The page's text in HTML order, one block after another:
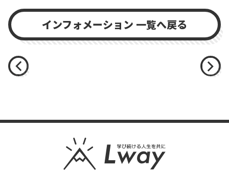
インフォメーション 一覧へ戻る